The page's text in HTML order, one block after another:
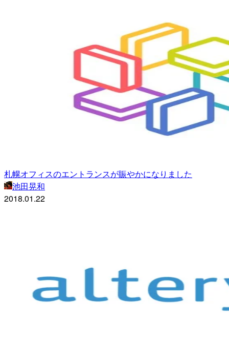
札幌オフィスのエントランスが賑やかになりました
池田晃和
2018.01.22